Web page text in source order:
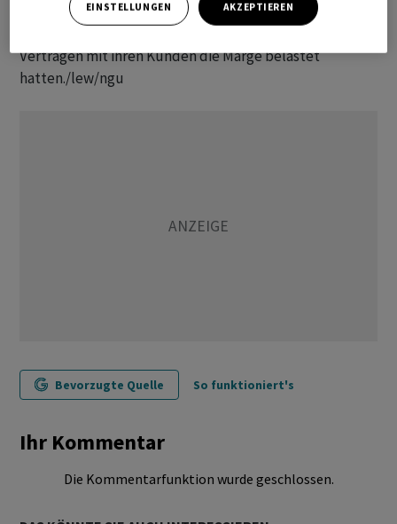
wirtschaften. Grund dafür ist, dass vor einem Jahr hohe
Verträgen mit ihren Kunden die Marge belastet
hatten./lew/ngu
Bevorzugte Quelle So funktioniert's
Ihr Kommentar
Die Kommentarfunktion wurde geschlossen.
EINSTELLUNGEN AKZEPTIEREN